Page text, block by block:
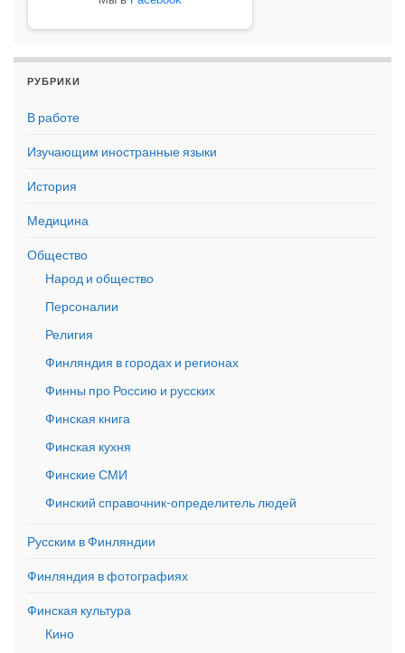
РУБРИКИ
В работе
Изучающим иностранные языки
История
Медицина
Общество
Народ и общество
Персоналии
Религия
Финляндия в городах и регионах
Финны про Россию и русских
Финская книга
Финская кухня
Финские СМИ
Финский справочник-определитель людей
Русским в Финляндии
Финляндия в фотографиях
Финская культура
Кино